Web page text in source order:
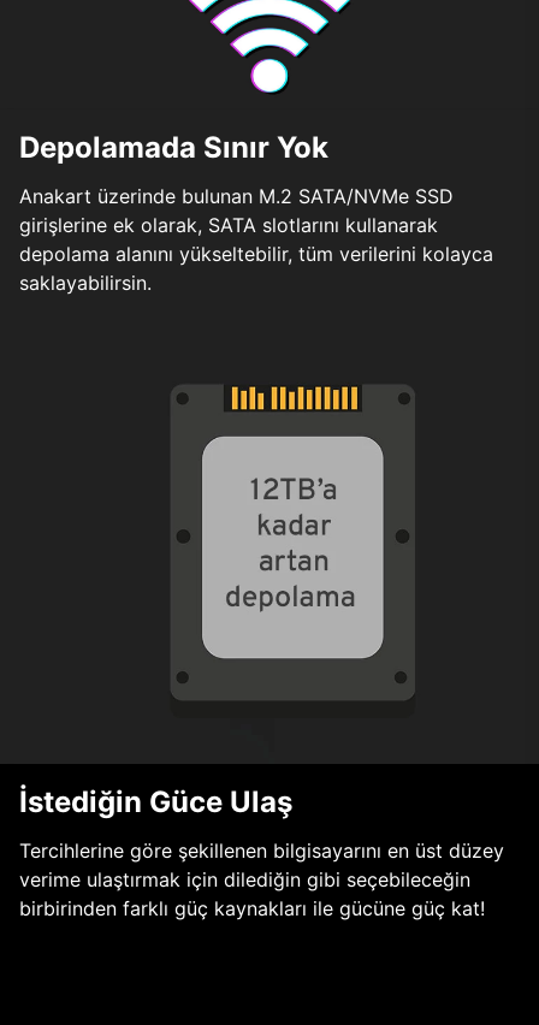
Depolamada Sınır Yok
Anakart üzerinde bulunan M.2 SATA/NVMe SSD
girişlerine ek olarak, SATA slotlarını kullanarak
depolama alanını yükseltebilir, tüm verilerini kolayca
saklayabilirsin.
İstediğin Güce Ulaş
Tercihlerine göre şekillenen bilgisayarını en üst düzey
verime ulaştırmak için dilediğin gibi seçebileceğin
birbirinden farklı güç kaynakları ile gücüne güç kat!